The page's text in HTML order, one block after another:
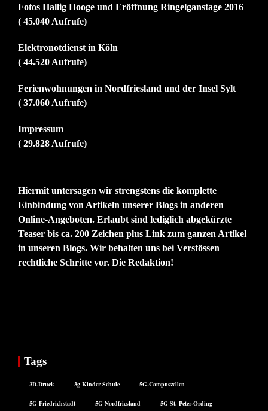
Fotos Hallig Hooge und Eröffnung Ringelganstage 2016
( 45.040 Aufrufe)
Elektronotdienst in Köln
( 44.520 Aufrufe)
Ferienwohnungen in Nordfriesland und der Insel Sylt
( 37.060 Aufrufe)
Impressum
( 29.828 Aufrufe)
Hiermit untersagen wir strengstens die komplette
Einbindung von Artikeln unserer Blogs in anderen
Online-Angeboten. Erlaubt sind lediglich abgekürzte
Teaser bis ca. 200 Zeichen plus Link zum ganzen Artikel
in unseren Blogs. Wir behalten uns bei Verstössen
rechtliche Schritte vor. Die Redaktion!
Tags
3D-Druck 3g Kinder Schule 5G-Campuszellen
5G Friedrichstadt 5G Nordfriesland 5G St. Peter-Ording